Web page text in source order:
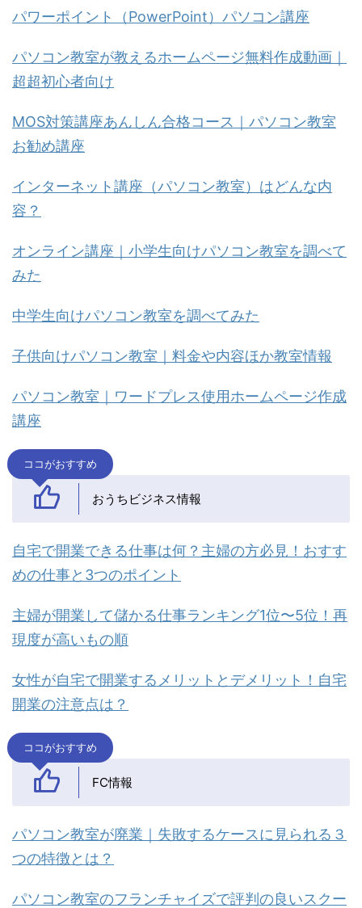
パワーポイント（PowerPoint）パソコン講座
パソコン教室が教えるホームページ無料作成動画｜
超超初心者向け
MOS対策講座あんしん合格コース｜パソコン教室
お勧め講座
インターネット講座（パソコン教室）はどんな内
容？
オンライン講座｜小学生向けパソコン教室を調べて
みた
中学生向けパソコン教室を調べてみた
子供向けパソコン教室｜料金や内容ほか教室情報
パソコン教室｜ワードプレス使用ホームページ作成
講座
ココがおすすめ
おうちビジネス情報
自宅で開業できる仕事は何？主婦の方必見！おすす
めの仕事と3つのポイント
主婦が開業して儲かる仕事ランキング1位〜5位！再
現度が高いもの順
女性が自宅で開業するメリットとデメリット！自宅
開業の注意点は？
ココがおすすめ
FC情報
パソコン教室が廃業｜失敗するケースに見られる３
つの特徴とは？
パソコン教室のフランチャイズで評判の良いスクー